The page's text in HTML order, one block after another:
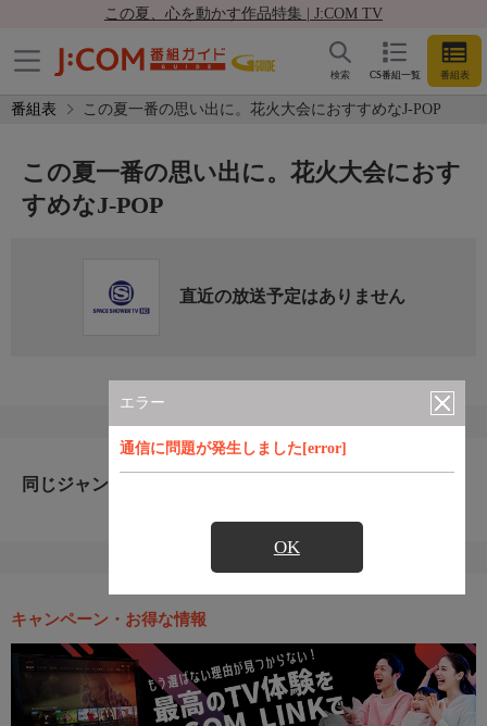
この夏、心を動かす作品特集 | J:COM TV
CS番組一覧 番組表
検索
番組表 この夏一番の思い出に。花火大会におすすめなJ-POP
エラー
通信に問題が発生しました[error]
OK
この夏一番の思い出に。花火大会におす
すめなJ-POP
直近の放送予定はありません
同じジャンルのおすすめ番組
キャンペーン・お得な情報